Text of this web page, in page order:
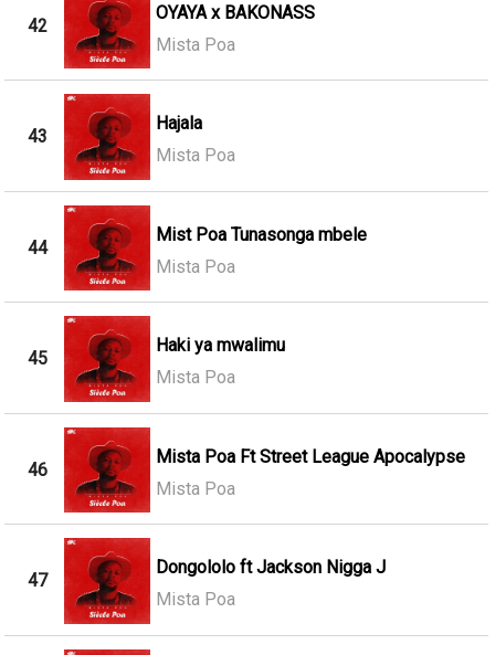
42
OYAYA x BAKONASS
Mista Poa
43
Hajala
Mista Poa
44
Mist Poa Tunasonga mbele
Mista Poa
45
Haki ya mwalimu
Mista Poa
46
Mista Poa Ft Street League Apocalypse
Mista Poa
47
Dongololo ft Jackson Nigga J
Mista Poa